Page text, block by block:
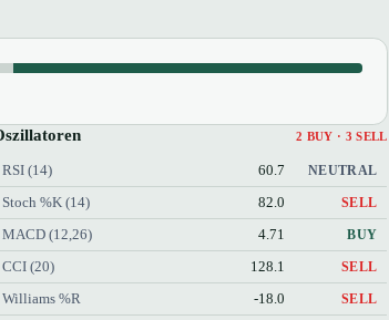
2 BUY · 3 SELL
RSI (14) 60.7 NEUTRAL
Stoch %K (14) 82.0 SELL
MACD (12,26) 4.71 BUY
CCI (20) 128.1 SELL
Williams %R -18.0 SELL